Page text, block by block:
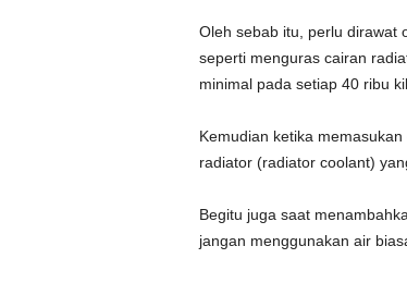
Oleh sebab itu, perlu dirawat
seperti menguras cairan
minimal pada setiap 40 ribu
Kemudian ketika
radiator (radiator coolant)
Begitu juga saat
jangan menggunakan air